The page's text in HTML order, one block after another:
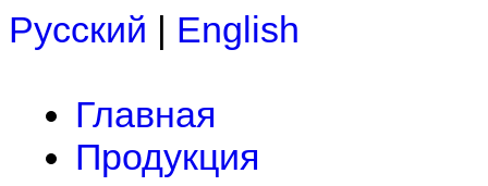
Русский | English
Главная
Продукция